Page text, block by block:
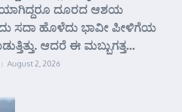
ದೂರದ ಆಶಯ
ಸದಾ ಹೊಳೆದು ಭಾವೀ ಪೀಳಿಗೆಯ
ಆದರೆ ಈ ಮಬ್ಬುಗತ್ತ...
August 2, 2026